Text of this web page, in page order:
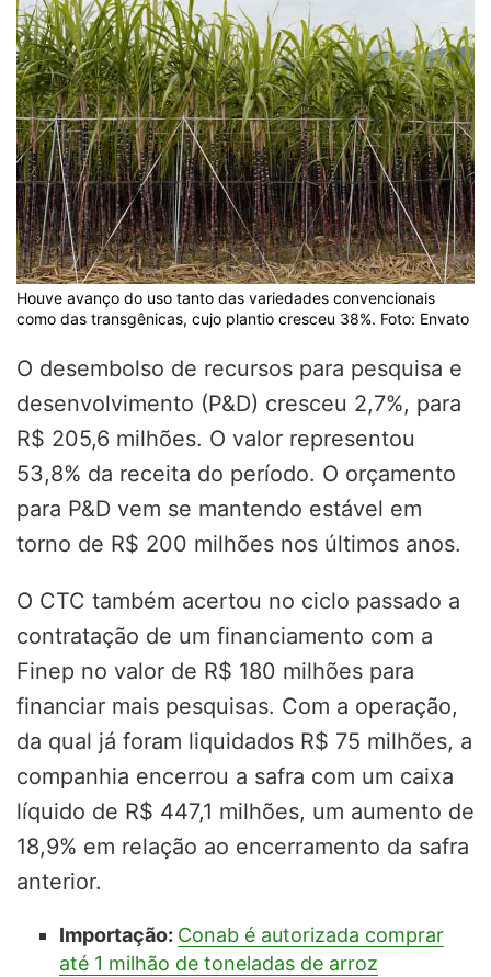
Houve avanço do uso tanto das variedades convencionais
como das transgênicas, cujo plantio cresceu 38%. Foto: Envato
O desembolso de recursos para pesquisa e
desenvolvimento (P&D) cresceu 2,7%, para
R$ 205,6 milhões. O valor representou
53,8% da receita do período. O orçamento
para P&D vem se mantendo estável em
torno de R$ 200 milhões nos últimos anos.
O CTC também acertou no ciclo passado a
contratação de um financiamento com a
Finep no valor de R$ 180 milhões para
financiar mais pesquisas. Com a operação,
da qual já foram liquidados R$ 75 milhões, a
companhia encerrou a safra com um caixa
líquido de R$ 447,1 milhões, um aumento de
18,9% em relação ao encerramento da safra
anterior.
Importação: Conab é autorizada comprar
até 1 milhão de toneladas de arroz